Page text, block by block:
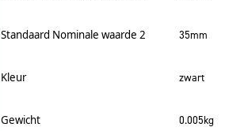
Standaard Nominale waarde 2 35mm
Kleur zwart
Gewicht 0.005kg